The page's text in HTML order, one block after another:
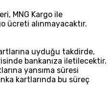
MNG Kargo ile
ücreti alınmayacaktır.
uyduğu takdirde,
bankanıza iletilecektir.
yansıma süresi
kartlarında bu süreç